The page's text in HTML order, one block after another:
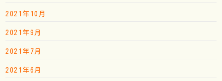
2021年10月
2021年9月
2021年7月
2021年6月